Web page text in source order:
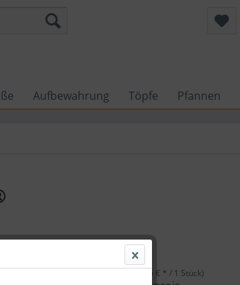
Aufbewahrung Töpfe Pfannen
4,99 € *
3 Stück (1,66 € * / 1 Stück)